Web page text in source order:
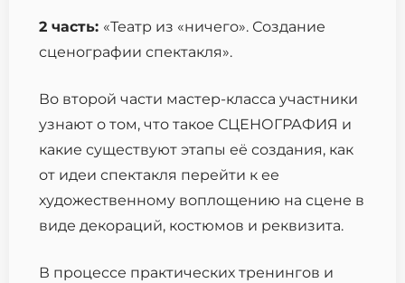
2 часть: «Театр из «ничего». Создание
сценографии спектакля».
Во второй части мастер-класса участники
узнают о том, что такое СЦЕНОГРАФИЯ и
какие существуют этапы её создания, как
от идеи спектакля перейти к ее
художественному воплощению на сцене в
виде декораций, костюмов и реквизита.
В процессе практических тренингов и